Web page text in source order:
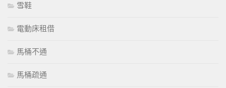
雪鞋
電動床租借
馬桶不通
馬桶疏通